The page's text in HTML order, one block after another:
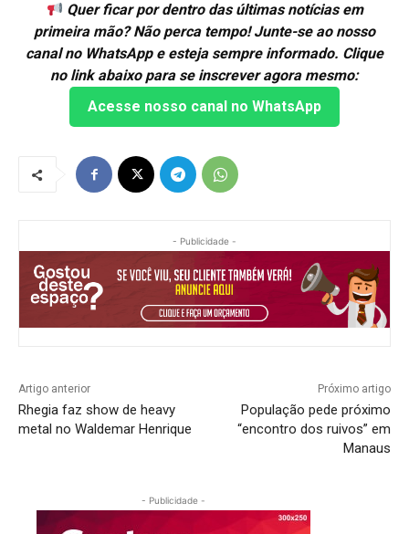
Quer ficar por dentro das últimas notícias em
primeira mão? Não perca tempo! Junte-se ao nosso
canal no WhatsApp e esteja sempre informado. Clique
no link abaixo para se inscrever agora mesmo:
Acesse nosso canal no WhatsApp
- Publicidade -
Artigo anterior
Rhegia faz show de heavy
metal no Waldemar Henrique
Próximo artigo
População pede próximo
“encontro dos ruivos” em
Manaus
- Publicidade -